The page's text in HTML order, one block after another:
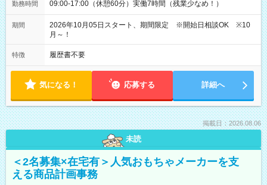
勤務時間 09:00-17:00（休憩60分）実働7時間（残業少なめ！）
期間
2026年10月05日スタート、期間限定 ※開始日相談OK ※10
月～！
特徴 履歴書不要
気になる！ 応募する 詳細へ
掲載日：2026.08.06
未読
＜2名募集×在宅有＞人気おもちゃメーカーを支
える商品計画事務